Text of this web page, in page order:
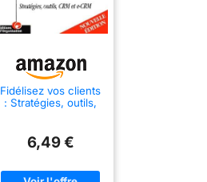
Fidélisez vos clients
: Stratégies, outils,
6,49 €